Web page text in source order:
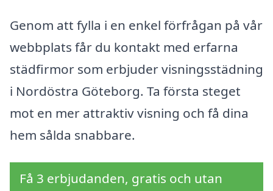
Genom att fylla i en enkel förfrågan på vår
webbplats får du kontakt med erfarna
städfirmor som erbjuder visningsstädning
i Nordöstra Göteborg. Ta första steget
mot en mer attraktiv visning och få dina
hem sålda snabbare.
Få 3 erbjudanden, gratis och utan